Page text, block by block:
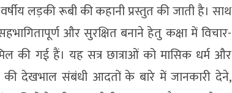
लड़की रूबी की कहानी प्रस्तुत की जाती है। साथ
और सुरक्षित बनाने हेतु कक्षा में विचार-
की गई हैं। यह सत्र छात्राओं को मासिक धर्म और
की देखभाल संबंधी आदतों के बारे में जानकारी देने,